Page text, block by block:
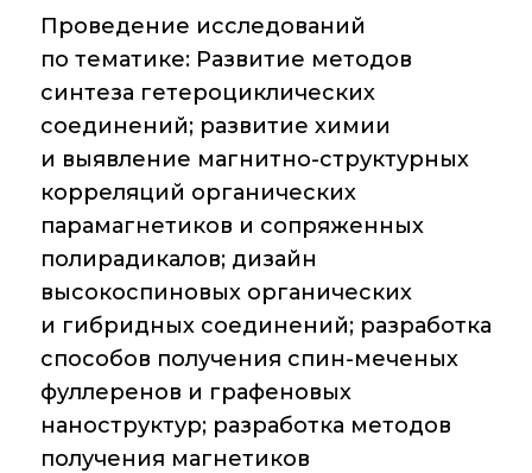
Проведение исследований
по тематике: Развитие методов
синтеза гетероциклических
соединений; развитие химии
и выявление магнитно-структурных
корреляций органических
парамагнетиков и сопряженных
полирадикалов; дизайн
высокоспиновых органических
и гибридных соединений; разработка
способов получения спин-меченых
фуллеренов и графеновых
наноструктур; разработка методов
получения магнетиков